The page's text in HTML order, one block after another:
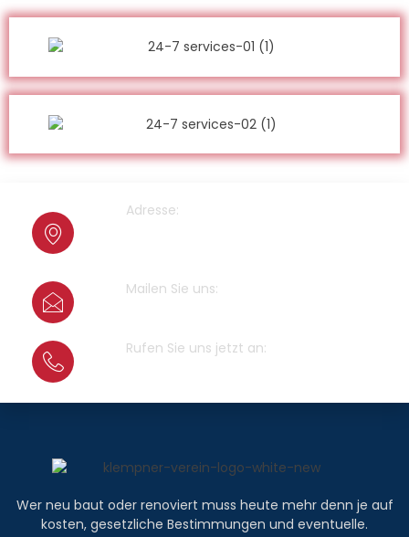
Adresse:
Mailen Sie uns:
Rufen Sie uns jetzt an:
Wer neu baut oder renoviert muss heute mehr denn je auf
kosten, gesetzliche Bestimmungen und eventuelle.